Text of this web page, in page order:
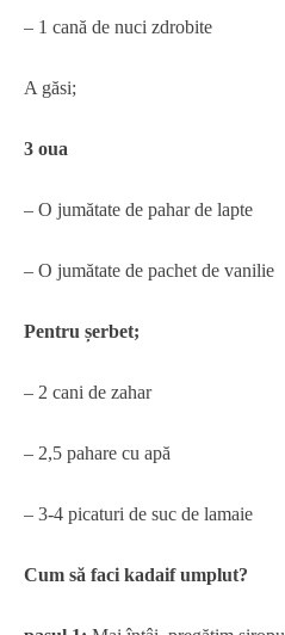
– 1 cană de nuci zdrobite
A găsi;
3 oua
– O jumătate de pahar de lapte
– O jumătate de pachet de vanilie
Pentru șerbet;
– 2 cani de zahar
– 2,5 pahare cu apă
– 3-4 picaturi de suc de lamaie
Cum să faci kadaif umplut?